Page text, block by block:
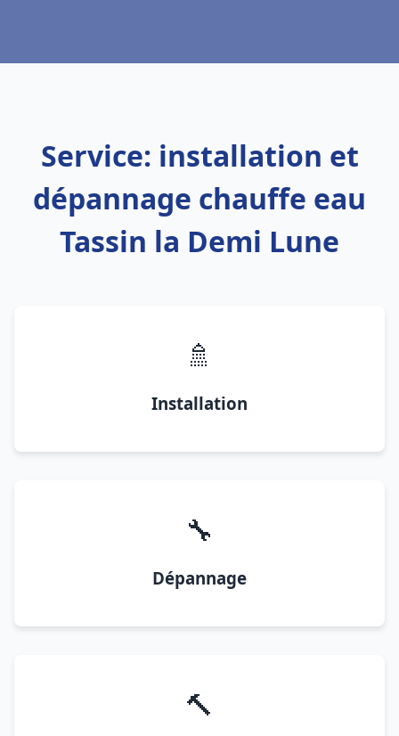
Service: installation et
dépannage chauffe eau
Tassin la Demi Lune
🚿
Installation
🔧
Dépannage
🔨